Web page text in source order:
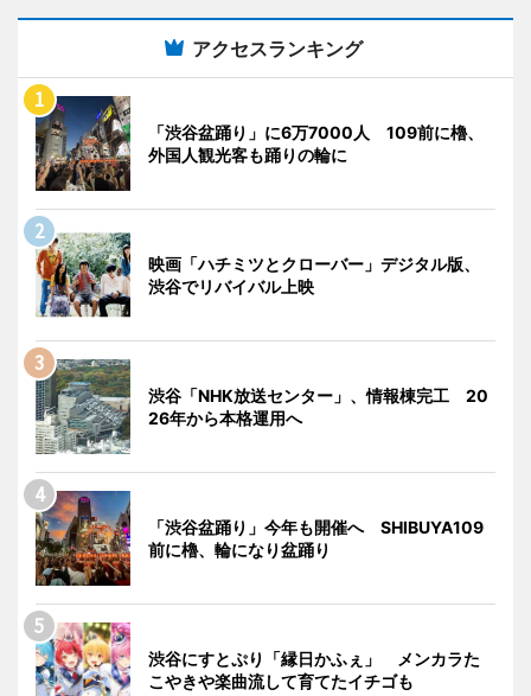
アクセスランキング
「渋谷盆踊り」に6万7000人 109前に櫓、
外国人観光客も踊りの輪に
映画「ハチミツとクローバー」デジタル版、
渋谷でリバイバル上映
渋谷「NHK放送センター」、情報棟完工 20
26年から本格運用へ
「渋谷盆踊り」今年も開催へ SHIBUYA109
前に櫓、輪になり盆踊り
渋谷にすとぷり「縁日かふぇ」 メンカラた
こやきや楽曲流して育てたイチゴも